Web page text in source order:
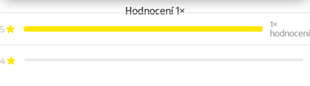
Hodnocení 1×
5
1×
hodnocení
4